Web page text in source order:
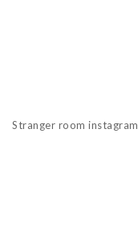
Stranger room instagram